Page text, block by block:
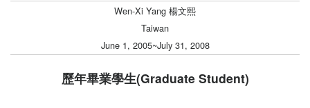
Wen-Xi Yang 楊文熙
Taiwan
June 1, 2005~July 31, 2008
歷年畢業學生(Graduate Student)